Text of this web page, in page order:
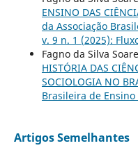
ENSINO DAS
da Associação
v. 9 n. 1 (2025):
Fagno da Silva
HISTÓRIA DAS
SOCIOLOGIA NO
Brasileira de Ensino
Artigos Semelhantes